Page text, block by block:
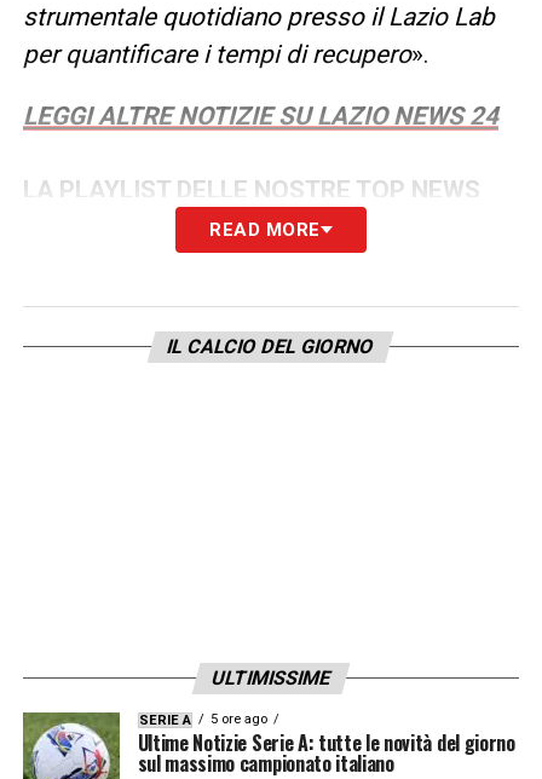
strumentale quotidiano presso il Lazio Lab
per quantificare i tempi di recupero».
LEGGI ALTRE NOTIZIE SU LAZIO NEWS 24
LA PLAYLIST DELLE NOSTRE TOP NEWS
READ MORE
IL CALCIO DEL GIORNO
ULTIMISSIME
SERIE A 5 ore ago
Ultime Notizie Serie A: tutte le novità del giorno
sul massimo campionato italiano